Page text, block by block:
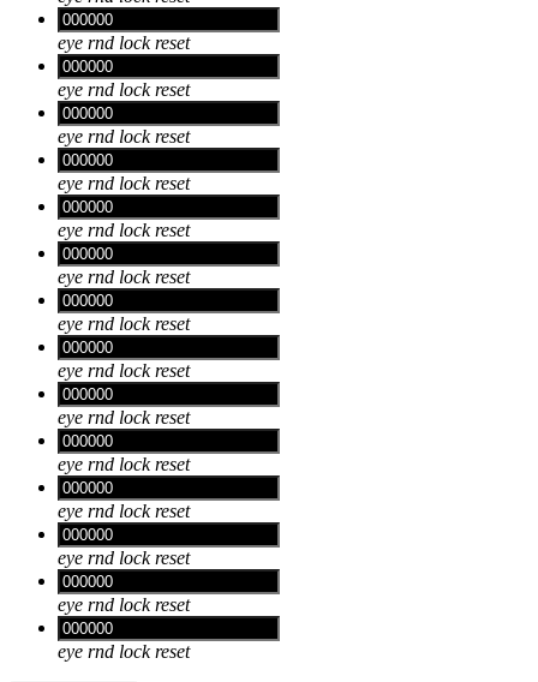
eye rnd lock reset
eye rnd lock reset
eye rnd lock reset
eye rnd lock reset
eye rnd lock reset
eye rnd lock reset
eye rnd lock reset
eye rnd lock reset
eye rnd lock reset
eye rnd lock reset
eye rnd lock reset
eye rnd lock reset
eye rnd lock reset
eye rnd lock reset